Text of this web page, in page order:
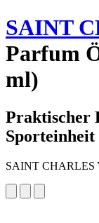
SAINT
Parfum
ml)
Praktischer
Sporteinheit
SAINT CHARLES